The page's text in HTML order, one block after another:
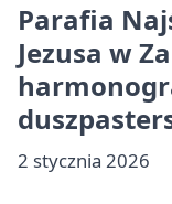
Parafia
Jezusa w
2 stycznia 2026